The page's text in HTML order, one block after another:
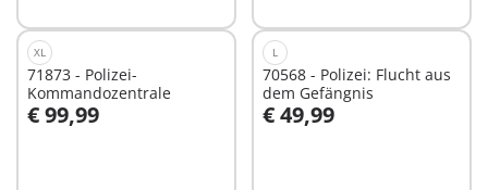
XL
71873 - Polizei-
Kommandozentrale
€ 99,99
In den Warenkorb
L
70568 - Polizei: Flucht aus
dem Gefängnis
€ 49,99
In den Warenkorb